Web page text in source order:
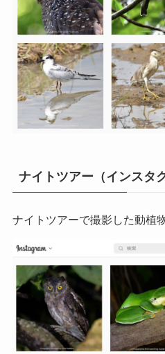
ナイトツアー（インスタ
ナイトツアーで撮影した動植